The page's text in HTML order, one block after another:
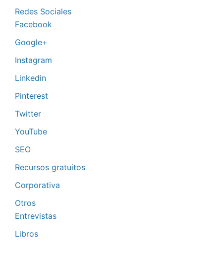
Redes Sociales
Facebook
Google+
Instagram
Linkedin
Pinterest
Twitter
YouTube
SEO
Recursos gratuitos
Corporativa
Otros
Entrevistas
Libros